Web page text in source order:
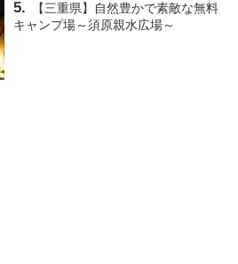
【三重県】自然豊かで素敵な無料
キャンプ場～須原親水広場～